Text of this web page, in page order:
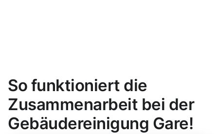
So funktioniert die
Zusammenarbeit bei der
Gebäudereinigung Gare!